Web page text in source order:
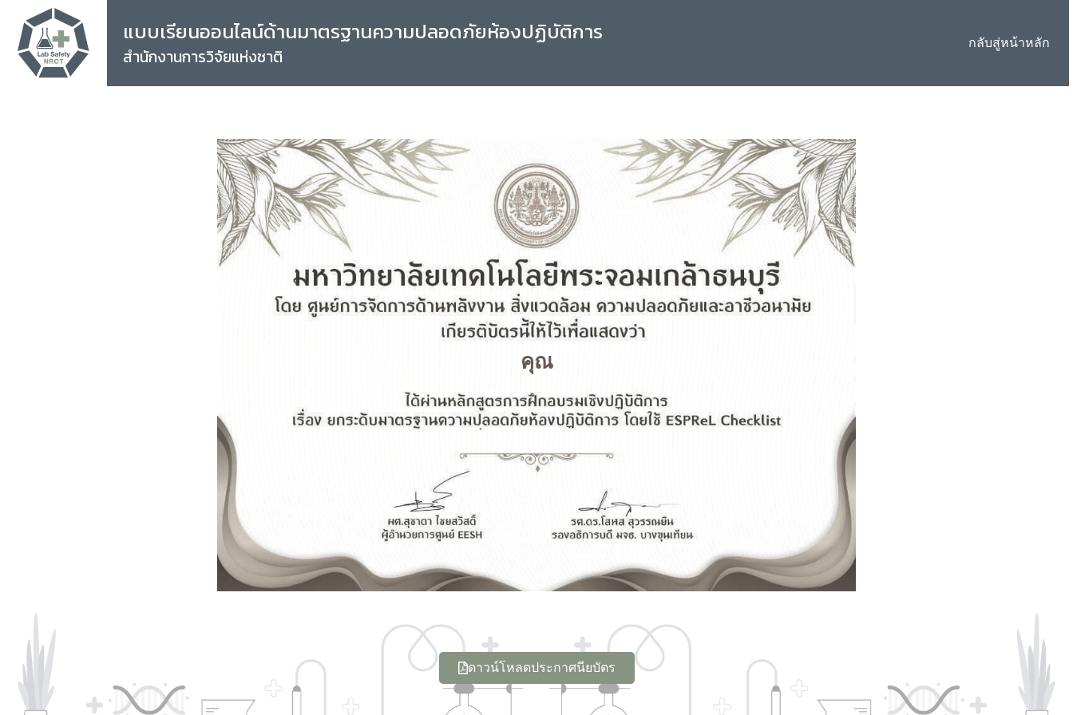
แบบเรียนออนไลน์ด้านมาตรฐานความปลอดภัยห้องปฏิบัติการ
สำนักงานการวิจัยแห่งชาติ
กลับสู่หน้าหลัก
คุณ
ดาวน์โหลดประกาศนียบัตร